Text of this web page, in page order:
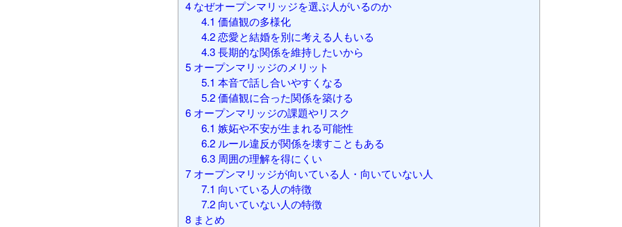
4 なぜオープンマリッジを選ぶ人がいるのか
4.1 価値観の多様化
4.2恋愛と結婚を別に考える人もいる
4.3長期的な関係を維持したいから
5 オープンマリッジのメリット
5.1 本音で話し合いやすくなる
5.2価値観に合った関係を築ける
6 オープンマリッジの課題やリスク
6.1 嫉妬や不安が生まれる可能性
6.2ルール違反が関係を壊すこともある
6.3周囲の理解を得にくい
7 オープンマリッジが向いている人・向いていない人
7.1 向いている人の特徴
7.2向いていない人の特徴
8 まとめ